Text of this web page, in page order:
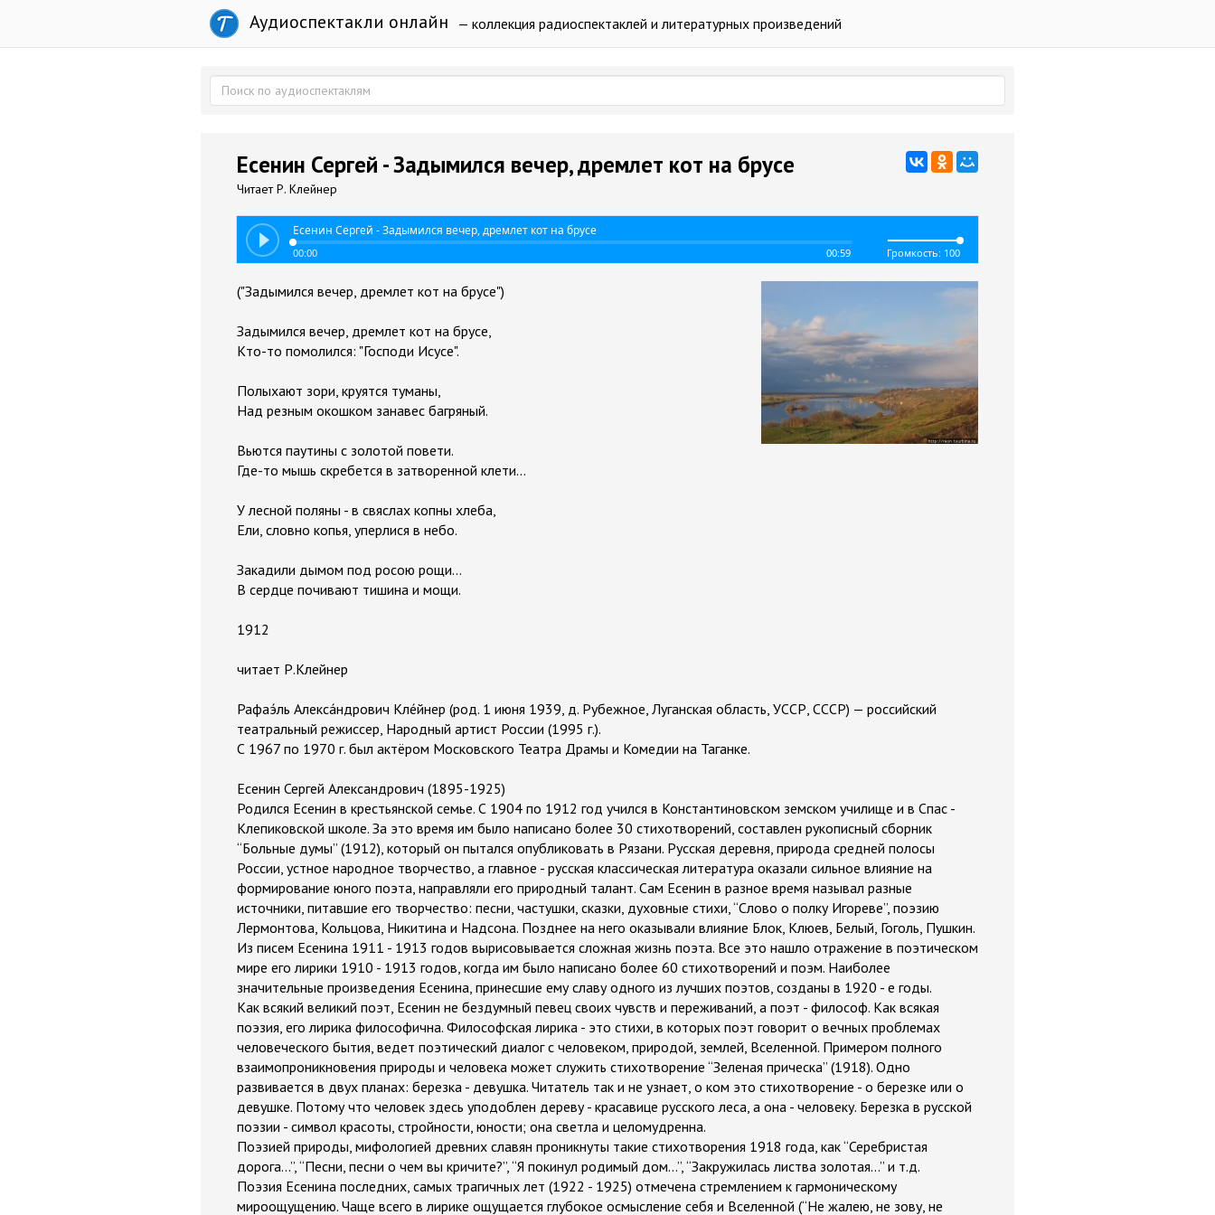
Аудиоспектакли онлайн — коллекция радиоспектаклей и литературных произведений
Есенин Сергей - Задымился вечер, дремлет кот на брусе
Читает Р. Клейнер
Есенин Сергей - Задымился вечер, дремлет кот на брусе
00:00 00:59 Громкость: 100
("Задымился вечер, дремлет кот на брусе")
Задымился вечер, дремлет кот на брусе,
Кто-то помолился: "Господи Исусе".
Полыхают зори, круятся туманы,
Над резным окошком занавес багряный.
Вьются паутины с золотой повети.
Где-то мышь скребется в затворенной клети...
У лесной поляны - в свяслах копны хлеба,
Ели, словно копья, уперлися в небо.
Закадили дымом под росою рощи...
В сердце почивают тишина и мощи.
1912
читает Р.Клейнер
Рафаэ́ль Алекса́ндрович Кле́йнер (род. 1 июня 1939, д. Рубежное, Луганская область, УССР, СССР) — российский
театральный режиссер, Народный артист России (1995 г.).
С 1967 по 1970 г. был актёром Московского Театра Драмы и Комедии на Таганке.
Есенин Сергей Александрович (1895-1925)
Родился Есенин в крестьянской семье. С 1904 по 1912 год учился в Константиновском земском училище и в Спас -
Клепиковской школе. За это время им было написано более 30 стихотворений, составлен рукописный сборник
“Больные думы” (1912), который он пытался опубликовать в Рязани. Русская деревня, природа средней полосы
России, устное народное творчество, а главное - русская классическая литература оказали сильное влияние на
формирование юного поэта, направляли его природный талант. Сам Есенин в разное время называл разные
источники, питавшие его творчество: песни, частушки, сказки, духовные стихи, “Слово о полку Игореве”, поэзию
Лермонтова, Кольцова, Никитина и Надсона. Позднее на него оказывали влияние Блок, Клюев, Белый, Гоголь, Пушкин.
Из писем Есенина 1911 - 1913 годов вырисовывается сложная жизнь поэта. Все это нашло отражение в поэтическом
мире его лирики 1910 - 1913 годов, когда им было написано более 60 стихотворений и поэм. Наиболее
значительные произведения Есенина, принесшие ему славу одного из лучших поэтов, созданы в 1920 - е годы.
Как всякий великий поэт, Есенин не бездумный певец своих чувств и переживаний, а поэт - философ. Как всякая
поэзия, его лирика философична. Философская лирика - это стихи, в которых поэт говорит о вечных проблемах
человеческого бытия, ведет поэтический диалог с человеком, природой, землей, Вселенной. Примером полного
взаимопроникновения природы и человека может служить стихотворение “Зеленая прическа” (1918). Одно
развивается в двух планах: березка - девушка. Читатель так и не узнает, о ком это стихотворение - о березке или о
девушке. Потому что человек здесь уподоблен дереву - красавице русского леса, а она - человеку. Березка в русской
поэзии - символ красоты, стройности, юности; она светла и целомудренна.
Поэзией природы, мифологией древних славян проникнуты такие стихотворения 1918 года, как “Серебристая
дорога...”, “Песни, песни о чем вы кричите?”, “Я покинул родимый дом...”, “Закружилась листва золотая...” и т.д.
Поэзия Есенина последних, самых трагичных лет (1922 - 1925) отмечена стремлением к гармоническому
мироощущению. Чаще всего в лирике ощущается глубокое осмысление себя и Вселенной (“Не жалею, не зову, не